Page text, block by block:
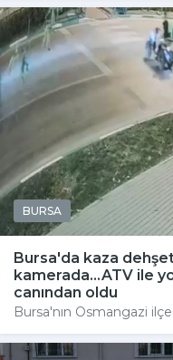
BURSA
Bursa'da kaza
kamerada...ATV ile
canından oldu
Bursa'nın Osmangazi